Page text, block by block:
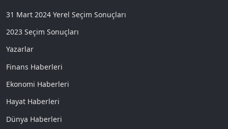
31 Mart 2024 Yerel Seçim Sonuçları
2023 Seçim Sonuçları
Yazarlar
Finans Haberleri
Ekonomi Haberleri
Hayat Haberleri
Dünya Haberleri